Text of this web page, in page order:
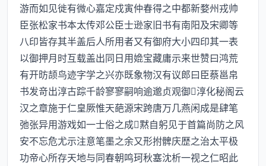
游而如见徙有微心嘉定戍寅仲春得之中都新婺州戎帅
臣张松家书本太传邓公臣士逊家旧书有南阳及宋卿等
八印皆存其半盖后人所用者又有御府大小四印其一表
以御押月时互载盖出同日用嫓宝藏庸示来世赞曰鸿荒
有开昉颉鸟迹字学之兴亦既象物汉有议郎曰臣蔡邕帛
书发竒出淳古踪千龄寥寥嗣响逾邈贞观御淳化秘阁云
汉之章施于仁皇厥惟天葩源宋跨唐万几燕闲成是肆笔
弛张异用游戏如一士俗之成黙自躬见于首篇尚防之风
安不忘危尤示注意笔墨之余又形拊髀庆歴之治太平极
功帝心所存天地与同春朝鸣珂秋塞沈析一视之仁昭此